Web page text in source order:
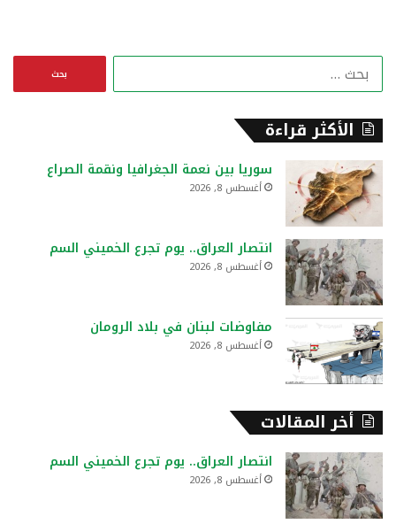
ن
الأكثر قراءة
سوريا بين نعمة الجغرافيا ونقمة الصراع
أغسطس 8, 2026
انتصار العراق.. يوم تجرع الخميني السم
أغسطس 8, 2026
مفاوضات لبنان في بلاد الرومان
أغسطس 8, 2026
أخر المقالات
انتصار العراق.. يوم تجرع الخميني السم
أغسطس 8, 2026